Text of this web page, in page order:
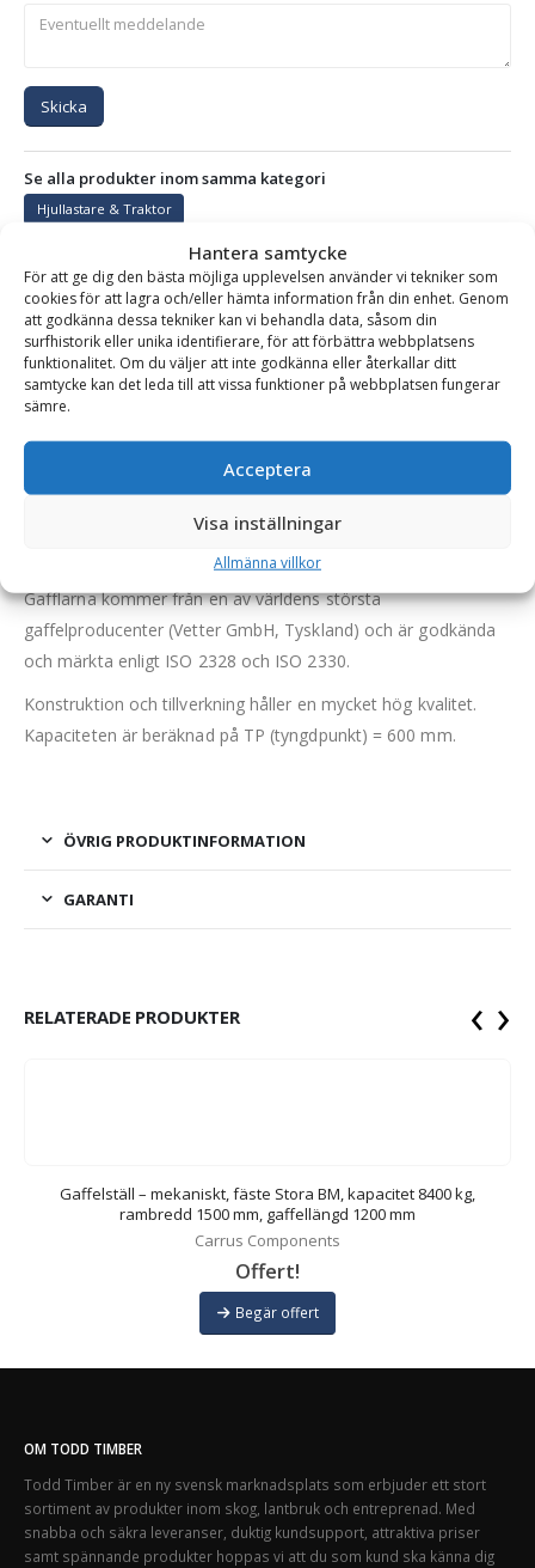
Hantera samtycke
För att ge dig den bästa möjliga upplevelsen använder vi tekniker som
cookies för att lagra och/eller hämta information från din enhet. Genom
att godkänna dessa tekniker kan vi behandla data, såsom din
surfhistorik eller unika identifierare, för att förbättra webbplatsens
funktionalitet. Om du väljer att inte godkänna eller återkallar ditt
samtycke kan det leda till att vissa funktioner på webbplatsen fungerar
sämre.
Acceptera
Visa inställningar
Allmänna villkor
Skicka
Se alla produkter inom samma kategori
Hjullastare & Traktor
BESKRIVNING
Gaffelställ – mekaniskt, fäste SMS/Trima, kapacitet
2500 kg, rambredd 1500 mm, gaffellängd 1200 mm
En gedigen pallgaffelram som är smidig och användarvänlig.
Gafflarna flyttas enkelt genom att man viker upp en bygel och
sedan knuffar dem till en ny placering, varefter man viker ner
bygeln för att låsa gaffelns position.
Gafflarna kommer från en av världens största
gaffelproducenter (Vetter GmbH, Tyskland) och är godkända
och märkta enligt ISO 2328 och ISO 2330.
Konstruktion och tillverkning håller en mycket hög kvalitet.
Kapaciteten är beräknad på TP (tyngdpunkt) = 600 mm.
ÖVRIG PRODUKTINFORMATION
GARANTI
RELATERADE PRODUKTER
Gaffelställ – mekaniskt, fäste Stora BM, kapacitet 8400 kg,
rambredd 1500 mm, gaffellängd 1200 mm
Carrus Components
Offert!
Begär offert
‹ ›
OM TODD TIMBER
Todd Timber är en ny svensk marknadsplats som erbjuder ett stort
sortiment av produkter inom skog, lantbruk och entreprenad. Med
snabba och säkra leveranser, duktig kundsupport, attraktiva priser
samt spännande produkter hoppas vi att du som kund ska känna dig